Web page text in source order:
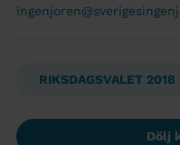
RIKSDAGSVALET 2018
Dölj